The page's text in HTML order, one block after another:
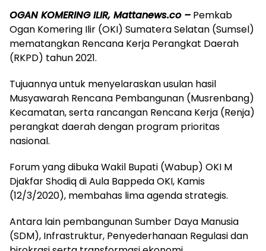
OGAN KOMERING ILIR, Mattanews.co – Pemkab
Ogan Komering Ilir (OKI) Sumatera Selatan (Sumsel)
mematangkan Rencana Kerja Perangkat Daerah
(RKPD) tahun 2021.
Tujuannya untuk menyelaraskan usulan hasil
Musyawarah Rencana Pembangunan (Musrenbang)
Kecamatan, serta rancangan Rencana Kerja (Renja)
perangkat daerah dengan program prioritas
nasional.
Forum yang dibuka Wakil Bupati (Wabup) OKI M
Djakfar Shodiq di Aula Bappeda OKI, Kamis
(12/3/2020), membahas lima agenda strategis.
Antara lain pembangunan Sumber Daya Manusia
(SDM), Infrastruktur, Penyederhanaan Regulasi dan